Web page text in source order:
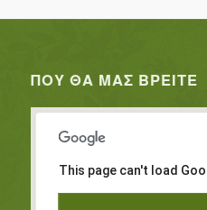
ΠΟΥ ΘΑ ΜΑΣ ΒΡΕΊΤΕ
This page can't load